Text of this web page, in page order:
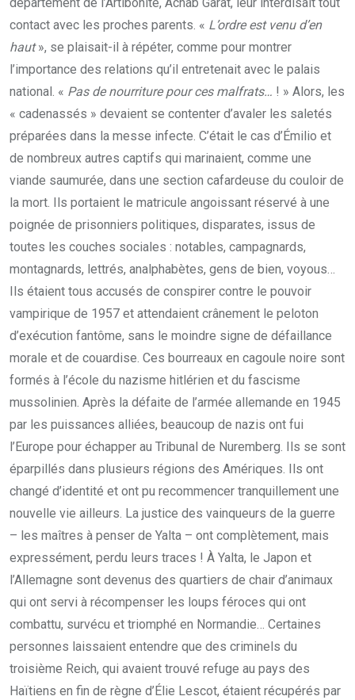
contact avec les proches parents. « L’ordre est venu d’en
haut», se plaisait-il à répéter, comme pour montrer
l’importance des relations qu’il entretenait avec le palais
national. « Pas de nourriture pour ces malfrats… ! » Alors, les
« cadenassés » devaient se contenter d’avaler les saletés
préparées dans la messe infecte. C’était le cas d’Émilio et
de nombreux autres captifs qui marinaient, comme une
viande saumurée, dans une section cafardeuse du couloir de
la mort. Ils portaient le matricule angoissant réservé à une
poignée de prisonniers politiques, disparates, issus de
toutes les couches sociales : notables, campagnards,
montagnards, lettrés, analphabètes, gens de bien, voyous…
Ils étaient tous accusés de conspirer contre le pouvoir
vampirique de 1957 et attendaient crânement le peloton
d’exécution fantôme, sans le moindre signe de défaillance
morale et de couardise. Ces bourreaux en cagoule noire sont
formés à l’école du nazisme hitlérien et du fascisme
mussolinien. Après la défaite de l’armée allemande en 1945
par les puissances alliées, beaucoup de nazis ont fui
l’Europe pour échapper au Tribunal de Nuremberg. Ils se sont
éparpillés dans plusieurs régions des Amériques. Ils ont
changé d’identité et ont pu recommencer tranquillement une
nouvelle vie ailleurs. La justice des vainqueurs de la guerre
– les maîtres à penser de Yalta – ont complètement, mais
expressément, perdu leurs traces ! À Yalta, le Japon et
l’Allemagne sont devenus des quartiers de chair d’animaux
qui ont servi à récompenser les loups féroces qui ont
combattu, survécu et triomphé en Normandie… Certaines
personnes laissaient entendre que des criminels du
troisième Reich, qui avaient trouvé refuge au pays des
Haïtiens en fin de règne d’Élie Lescot, étaient récupérés par